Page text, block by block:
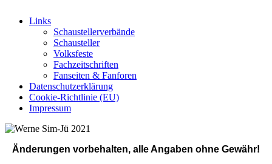
Links
Schaustellerverbände
Schausteller
Volksfeste
Fachzeitschriften
Fanseiten & Fanforen
Datenschutzerklärung
Cookie-Richtlinie (EU)
Impressum
Änderungen vorbehalten, alle Angaben ohne Gewähr!